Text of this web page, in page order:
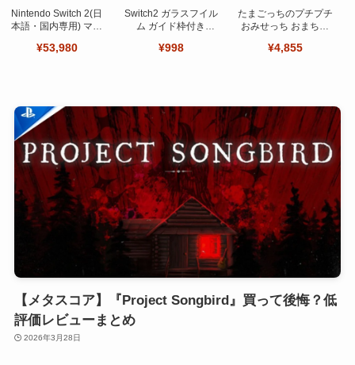
Nintendo Switch 2(日
本語・国内専用) マリ
ット
¥53,980
Switch2 ガラスフイル
ム ガイド枠付き
ット 日本旭硝子製-高
¥998
たまごっちのプチプチ
おみせっち おまちど
¥4,855
【メタスコア】『Project Songbird』買って後悔？低
評価レビューまとめ
2026年3月28日